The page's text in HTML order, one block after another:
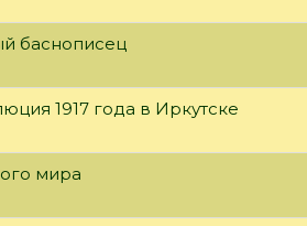
баснописец
1917 года в Иркутске
мира